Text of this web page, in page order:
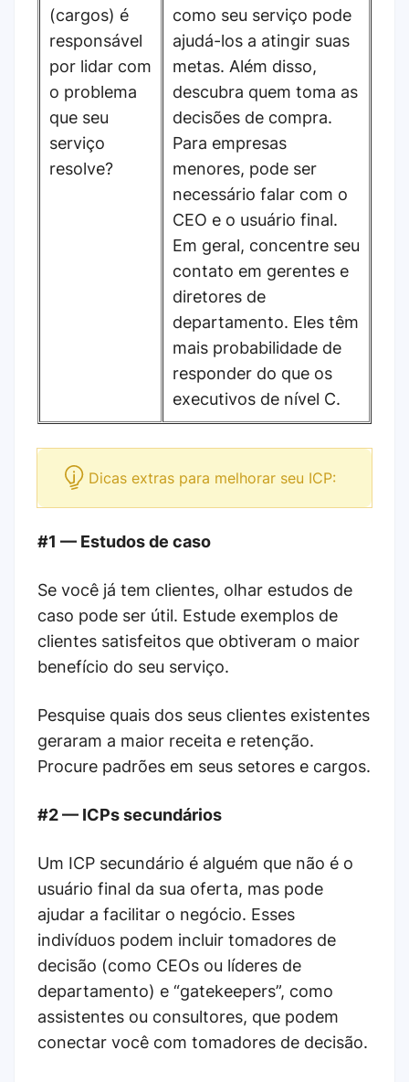
(cargos) é
responsável
por lidar com
o problema
que seu
serviço
resolve?
como seu serviço pode
ajudá-los a atingir suas
metas. Além disso,
descubra quem toma as
decisões de compra.
Para empresas
menores, pode ser
necessário falar com o
CEO e o usuário final.
Em geral, concentre seu
contato em gerentes e
diretores de
departamento. Eles têm
mais probabilidade de
responder do que os
executivos de nível C.
Dicas extras para melhorar seu ICP:
#1 — Estudos de caso
Se você já tem clientes, olhar estudos de
caso pode ser útil. Estude exemplos de
clientes satisfeitos que obtiveram o maior
benefício do seu serviço.
Pesquise quais dos seus clientes existentes
geraram a maior receita e retenção.
Procure padrões em seus setores e cargos.
#2 — ICPs secundários
Um ICP secundário é alguém que não é o
usuário final da sua oferta, mas pode
ajudar a facilitar o negócio. Esses
indivíduos podem incluir tomadores de
decisão (como CEOs ou líderes de
departamento) e “gatekeepers”, como
assistentes ou consultores, que podem
conectar você com tomadores de decisão.